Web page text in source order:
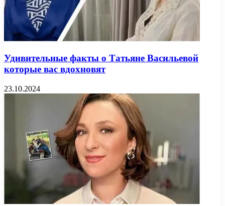
Удивительные факты о Татьяне Васильевой
которые вас вдохновят
23.10.2024